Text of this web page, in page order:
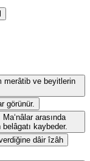
merâtib ve beyitlerin
görünür.
arasında
kaybeder.
dâir îzâh